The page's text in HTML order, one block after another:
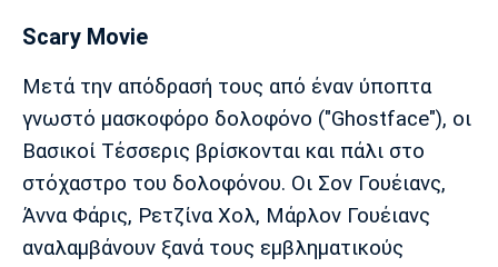
Scary Movie
Μετά την απόδρασή τους από έναν ύποπτα
γνωστό μασκοφόρο δολοφόνο ("Ghostface"), οι
Βασικοί Τέσσερις βρίσκονται και πάλι στο
στόχαστρο του δολοφόνου. Οι Σον Γουέιανς,
Άννα Φάρις, Ρετζίνα Χολ, Μάρλον Γουέιανς
αναλαμβάνουν ξανά τους εμβληματικούς